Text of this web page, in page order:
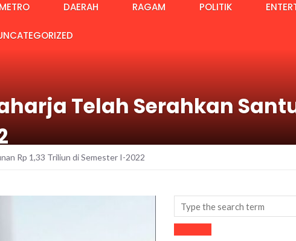
METRO DAERAH RAGAM POLITIK
Telah Serahkan
Rp 1,33 Triliun di Semester I-2022